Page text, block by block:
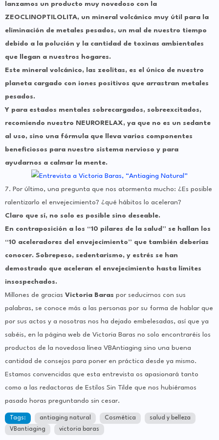
lanzamos un producto muy novedoso con la
ZEOCLINOPTILOLITA, un mineral volcánico muy útil para la
eliminación de metales pesados, un mal de nuestro tiempo
debido a la polución y la cantidad de toxinas ambientales
que llegan a nuestros hogares.
Este mineral volcánico, las zeolitas, es el único de nuestro
planeta cargado con iones positivos que arrastran metales
pesados.
Y para estados mentales sobrecargados, sobreexcitados,
recomiendo nuestro NEURORELAX, ya que no es un sedante
al uso, sino una fórmula que lleva varios componentes
beneficiosos para nuestro sistema nervioso y para
ayudarnos a calmar la mente.
7. Por último, una pregunta que nos atormenta mucho: ¿Es posible
ralentizarlo el envejecimiento? ¿qué hábitos lo aceleran?
Claro que sí, no solo es posible sino deseable.
En contraposición a los “10 pilares de la salud” se hallan los
“10 aceleradores del envejecimiento” que también deberías
conocer. Sobrepeso, sedentarismo, y estrés se han
demostrado que aceleran el envejecimiento hasta límites
insospechados.
Millones de gracias Victoria Baras por seducirnos con sus
palabras, se conoce más a las personas por su forma de hablar que
por sus actos y a nosotras nos ha dejado embelesadas, así que ya
sabéis, en la página web de Victoria Baras no solo encontraréis los
productos de la novedosa línea VBAntiaging sino una buena
cantidad de consejos para poner en práctica desde ya mismo.
Estamos convencidas que esta entrevista os apasionará tanto
como a las redactoras de Estilos Sin Tilde que nos hubiéramos
pasado horas preguntando sin cesar.
Tags: antiaging natural Cosmética
salud y belleza
VBantiaging
victoria baras